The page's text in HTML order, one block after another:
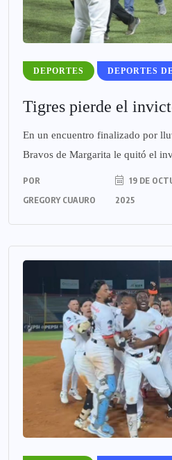
DEPORTES DEPORTES
Tigres pierde el
En un encuentro finalizado por
Bravos de Margarita le quitó el
POR
GREGORY CUAURO
19 DE
2025